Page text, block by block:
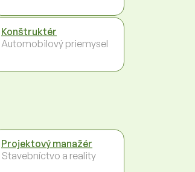
Konštruktér
Automobilový priemysel
Projektový manažér
Stavebníctvo a reality